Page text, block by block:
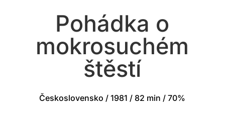
Pohádka o
mokrosuchém
štěstí
Československo / 1981 / 82 min / 70%